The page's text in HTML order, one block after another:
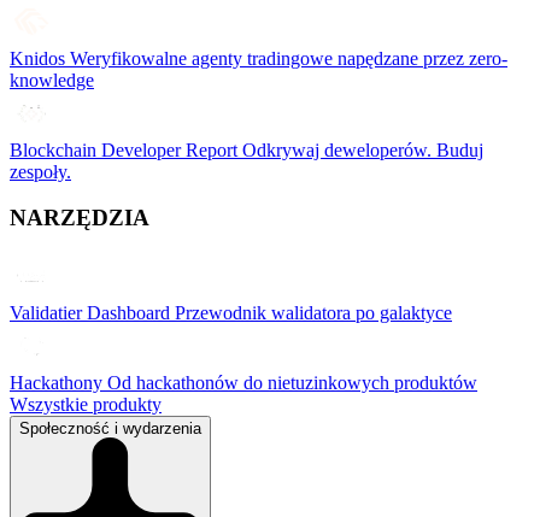
Knidos Weryfikowalne agenty tradingowe napędzane przez zero-
knowledge
Blockchain Developer Report Odkrywaj deweloperów. Buduj
zespoły.
NARZĘDZIA
Validatier Dashboard Przewodnik walidatora po galaktyce
Hackathony Od hackathonów do nietuzinkowych produktów
Wszystkie produkty
Społeczność i wydarzenia